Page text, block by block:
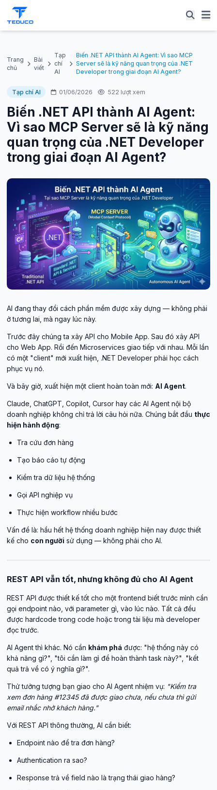
Trang
chủ
Bài
viết
Tạp
chí
AI
Biến .NET API thành AI Agent: Vì sao MCP
Server sẽ là kỹ năng quan trọng của .NET
Developer trong giai đoạn AI Agent?
Tạp chí AI 01/06/2026 522 lượt xem
Biến .NET API thành AI Agent:
Vì sao MCP Server sẽ là kỹ năng
quan trọng của .NET Developer
trong giai đoạn AI Agent?
AI đang thay đổi cách phần mềm được xây dựng — không phải
ở tương lai, mà ngay lúc này.
Trước đây chúng ta xây API cho Mobile App. Sau đó xây API
cho Web App. Rồi đến Microservices giao tiếp với nhau. Mỗi lần
có một "client" mới xuất hiện, .NET Developer phải học cách
phục vụ nó.
Và bây giờ, xuất hiện một client hoàn toàn mới: AI Agent.
Claude, ChatGPT, Copilot, Cursor hay các AI Agent nội bộ
doanh nghiệp không chỉ trả lời câu hỏi nữa. Chúng bắt đầu thực
hiện hành động:
Tra cứu đơn hàng
Tạo báo cáo tự động
Kiểm tra dữ liệu hệ thống
Gọi API nghiệp vụ
Thực hiện workflow nhiều bước
Vấn đề là: hầu hết hệ thống doanh nghiệp hiện nay được thiết
kế cho con người sử dụng — không phải cho AI.
REST API vẫn tốt, nhưng không đủ cho AI Agent
REST API được thiết kế tốt cho một frontend biết trước mình cần
gọi endpoint nào, với parameter gì, vào lúc nào. Tất cả đều
được hardcode trong code hoặc trong tài liệu mà developer
đọc trước.
AI Agent thì khác. Nó cần khám phá được: "hệ thống này có
khả năng gì?", "tôi cần làm gì để hoàn thành task này?", "kết
quả trả về có ý nghĩa gì?".
Thử tưởng tượng bạn giao cho AI Agent nhiệm vụ: "Kiểm tra
xem đơn hàng #12345 đã được giao chưa, nếu chưa thì gửi
email nhắc nhở khách hàng."
Với REST API thông thường, AI cần biết:
Endpoint nào để tra đơn hàng?
Authentication ra sao?
Response trả về field nào là trạng thái giao hàng?